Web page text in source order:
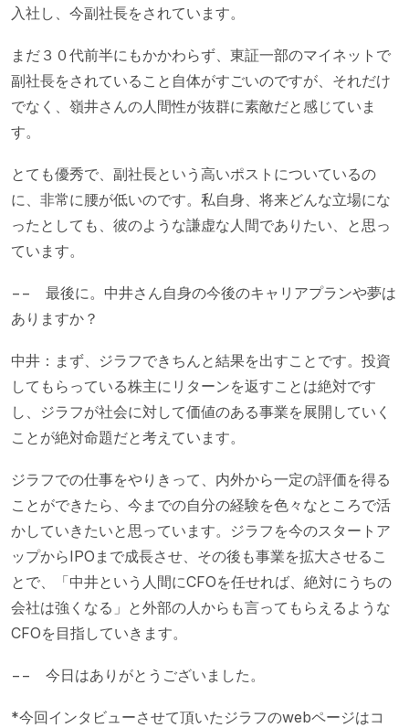
入社し、今副社長をされています。
まだ３０代前半にもかかわらず、東証一部のマイネットで
副社長をされていること自体がすごいのですが、それだけ
でなく、嶺井さんの人間性が抜群に素敵だと感じていま
す。
とても優秀で、副社長という高いポストについているの
に、非常に腰が低いのです。私自身、将来どんな立場にな
ったとしても、彼のような謙虚な人間でありたい、と思っ
ています。
−− 最後に。中井さん自身の今後のキャリアプランや夢は
ありますか？
中井：まず、ジラフできちんと結果を出すことです。投資
してもらっている株主にリターンを返すことは絶対です
し、ジラフが社会に対して価値のある事業を展開していく
ことが絶対命題だと考えています。
ジラフでの仕事をやりきって、内外から一定の評価を得る
ことができたら、今までの自分の経験を色々なところで活
かしていきたいと思っています。ジラフを今のスタートア
ップからIPOまで成長させ、その後も事業を拡大させるこ
とで、「中井という人間にCFOを任せれば、絶対にうちの
会社は強くなる」と外部の人からも言ってもらえるような
CFOを目指していきます。
−− 今日はありがとうございました。
*今回インタビューさせて頂いたジラフのwebページはコ